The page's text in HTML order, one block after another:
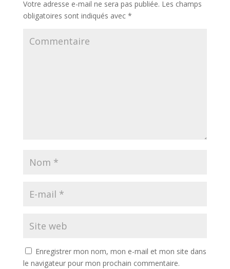
Votre adresse e-mail ne sera pas publiée. Les champs
obligatoires sont indiqués avec *
Enregistrer mon nom, mon e-mail et mon site dans
le navigateur pour mon prochain commentaire.